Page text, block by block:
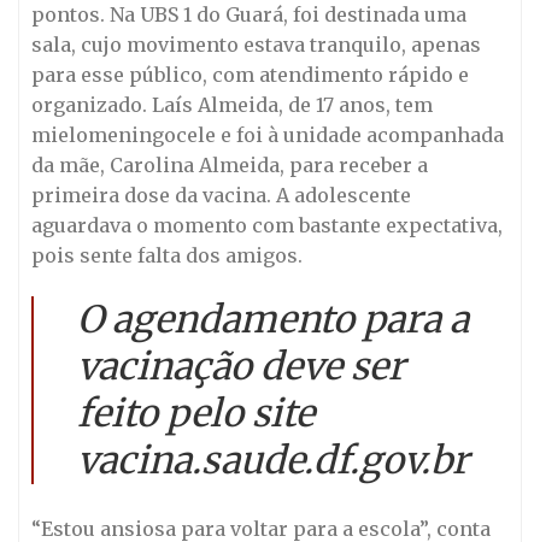
pontos. Na UBS 1 do Guará, foi destinada uma
sala, cujo movimento estava tranquilo, apenas
para esse público, com atendimento rápido e
organizado. Laís Almeida, de 17 anos, tem
mielomeningocele e foi à unidade acompanhada
da mãe, Carolina Almeida, para receber a
primeira dose da vacina. A adolescente
aguardava o momento com bastante expectativa,
pois sente falta dos amigos.
O agendamento para a
vacinação deve ser
feito pelo site
vacina.saude.df.gov.br
“Estou ansiosa para voltar para a escola”, conta